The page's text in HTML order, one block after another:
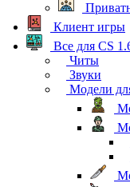
Клиент игры
Все для CS
Читы
Звуки
Модели